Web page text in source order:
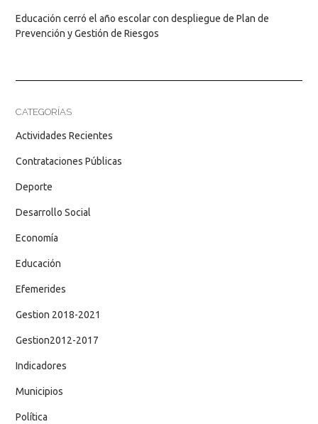
Educación cerró el año escolar con despliegue de Plan de
Prevención y Gestión de Riesgos
CATEGORÍAS
Actividades Recientes
Contrataciones Públicas
Deporte
Desarrollo Social
Economía
Educación
Efemerides
Gestion 2018-2021
Gestion2012-2017
Indicadores
Municipios
Política